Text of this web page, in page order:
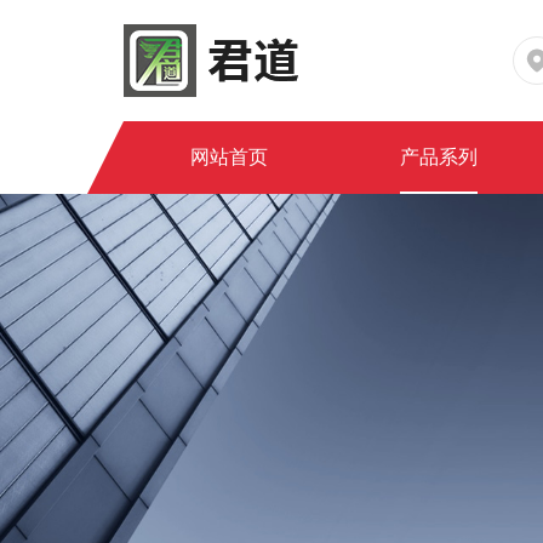
网站首页 产品系列